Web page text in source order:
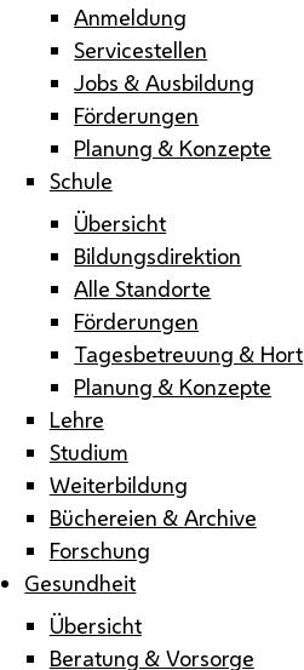
Anmeldung
Servicestellen
Jobs & Ausbildung
Förderungen
Planung & Konzepte
Schule
Übersicht
Bildungsdirektion
Alle Standorte
Förderungen
Tagesbetreuung & Hort
Planung & Konzepte
Lehre
Studium
Weiterbildung
Büchereien & Archive
Forschung
Gesundheit
Übersicht
Beratung & Vorsorge